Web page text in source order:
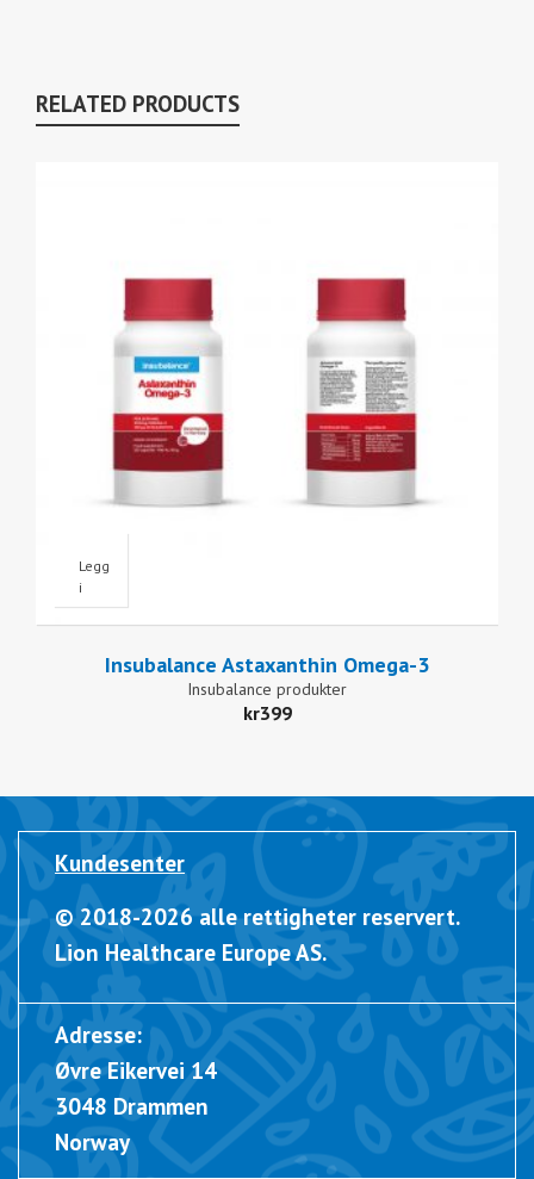
RELATED PRODUCTS
Insubalance Astaxanthin Omega-3
Insubalance produkter
kr399
Kundesenter
© 2018-2026 alle rettigheter reservert.
Lion Healthcare Europe AS.
Adresse:
Øvre Eikervei 14
3048 Drammen
Norway